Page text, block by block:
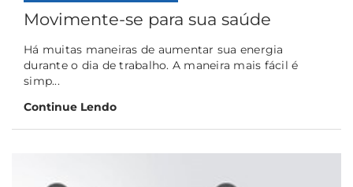
Movimente-se para sua saúde
Há muitas maneiras de aumentar sua energia
durante o dia de trabalho. A maneira mais fácil é
simp...
Continue Lendo